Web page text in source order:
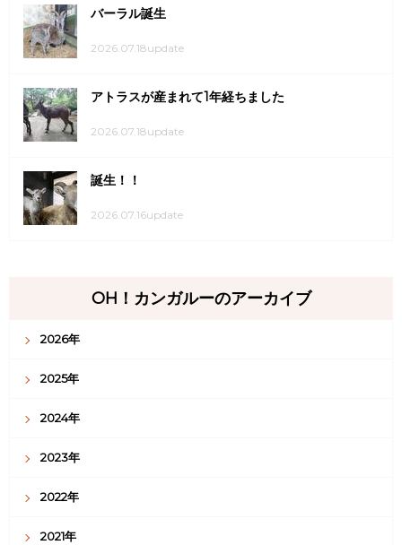
バーラル誕生
2026.07.18update
アトラスが産まれて1年経ちました
2026.07.18update
誕生！！
2026.07.16update
OH！カンガルーのアーカイブ
2026年
2025年
2024年
2023年
2022年
2021年